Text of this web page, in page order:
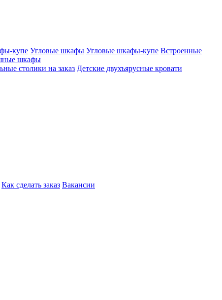
купе Угловые шкафы Угловые шкафы-купе Встроенные
шкафы
столики на заказ Детские двухъярусные кровати
Как сделать заказ Вакансии